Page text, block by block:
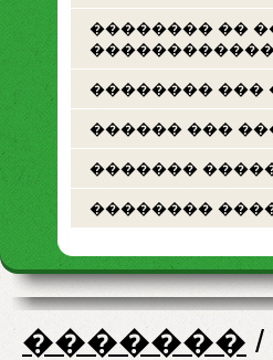
�������� ��
�������� ���
������ ���
�������
��������
������� /